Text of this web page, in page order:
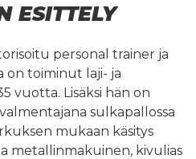
ESITTELY
personal trainer ja
on toiminut laji- ja
vuotta. Lisäksi hän on
sulkapallossa
mukaan käsitys
metallinmakuinen, kivulias